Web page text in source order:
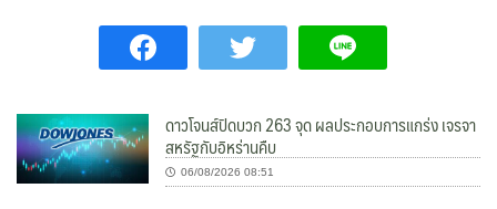
ดาวโจนส์ปิดบวก 263 จุด ผลประกอบการแกร่ง เจรจา
สหรัฐกับอิหร่านคืบ
06/08/2026 08:51